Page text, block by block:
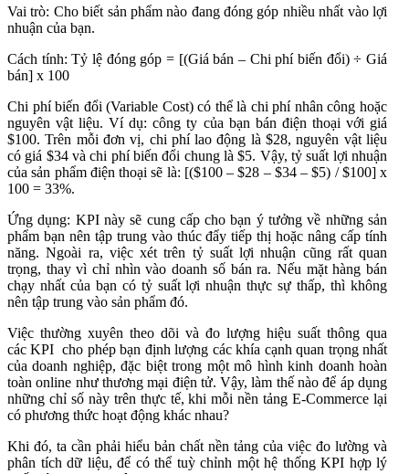
Vai trò: Cho biết sản phẩm nào đang đóng góp nhiều nhất vào lợi
nhuận của bạn.
Cách tính: Tỷ lệ đóng góp = [(Giá bán – Chi phí biến đổi) ÷ Giá
bán] x 100
Chi phí biến đổi (Variable Cost) có thể là chi phí nhân công hoặc
nguyên vật liệu. Ví dụ: công ty của bạn bán điện thoại với giá
$100. Trên mỗi đơn vị, chi phí lao động là $28, nguyên vật liệu
có giá $34 và chi phí biến đổi chung là $5. Vậy, tỷ suất lợi nhuận
của sản phẩm điện thoại sẽ là: [($100 – $28 – $34 – $5) / $100] x
100 = 33%.
Ứng dụng: KPI này sẽ cung cấp cho bạn ý tưởng về những sản
phẩm bạn nên tập trung vào thúc đẩy tiếp thị hoặc nâng cấp tính
năng. Ngoài ra, việc xét trên tỷ suất lợi nhuận cũng rất quan
trọng, thay vì chỉ nhìn vào doanh số bán ra. Nếu mặt hàng bán
chạy nhất của bạn có tỷ suất lợi nhuận thực sự thấp, thì không
nên tập trung vào sản phẩm đó.
Việc thường xuyên theo dõi và đo lượng hiệu suất thông qua
các KPI cho phép bạn định lượng các khía cạnh quan trọng nhất
của doanh nghiệp, đặc biệt trong một mô hình kinh doanh hoàn
toàn online như thương mại điện tử. Vậy, làm thế nào để áp dụng
những chỉ số này trên thực tế, khi mỗi nền tảng E-Commerce lại
có phương thức hoạt động khác nhau?
Khi đó, ta cần phải hiểu bản chất nền tảng của việc đo lường và
phân tích dữ liệu, để có thể tuỳ chỉnh một hệ thống KPI hợp lý